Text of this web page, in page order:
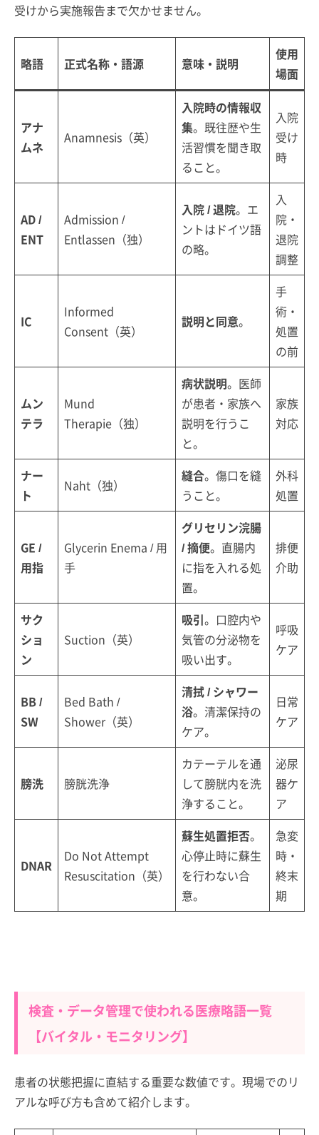
受けから実施報告まで欠かせません。
略語 正式名称・語源 意味・説明
使用
場面
アナ
ムネ
Anamnesis（英）
入院時の情報収
集。既往歴や生
活習慣を聞き取
ること。
入院
受け
時
AD /
ENT
Admission /
Entlassen（独）
入院 / 退院。エ
ントはドイツ語
の略。
入
院・
退院
調整
IC
Informed
Consent（英）
説明と同意。
手
術・
処置
の前
ムン
テラ
Mund
Therapie（独）
病状説明。医師
が患者・家族へ
説明を行うこ
と。
家族
対応
ナー
ト
Naht（独）
縫合。傷口を縫
うこと。
外科
処置
GE /
用指
Glycerin Enema / 用
手
グリセリン浣腸
/ 摘便。直腸内
に指を入れる処
置。
排便
介助
サク
ショ
ン
Suction（英）
吸引。口腔内や
気管の分泌物を
吸い出す。
呼吸
ケア
BB /
SW
Bed Bath /
Shower（英）
清拭 / シャワー
浴。清潔保持の
ケア。
日常
ケア
膀洗 膀胱洗浄
カテーテルを通
して膀胱内を洗
浄すること。
泌尿
器ケ
ア
DNAR
Do Not Attempt
Resuscitation（英）
蘇生処置拒否。
心停止時に蘇生
を行わない合
意。
急変
時・
終末
期
検査・データ管理で使われる医療略語一覧
【バイタル・モニタリング】
患者の状態把握に直結する重要な数値です。現場でのリ
アルな呼び方も含めて紹介します。